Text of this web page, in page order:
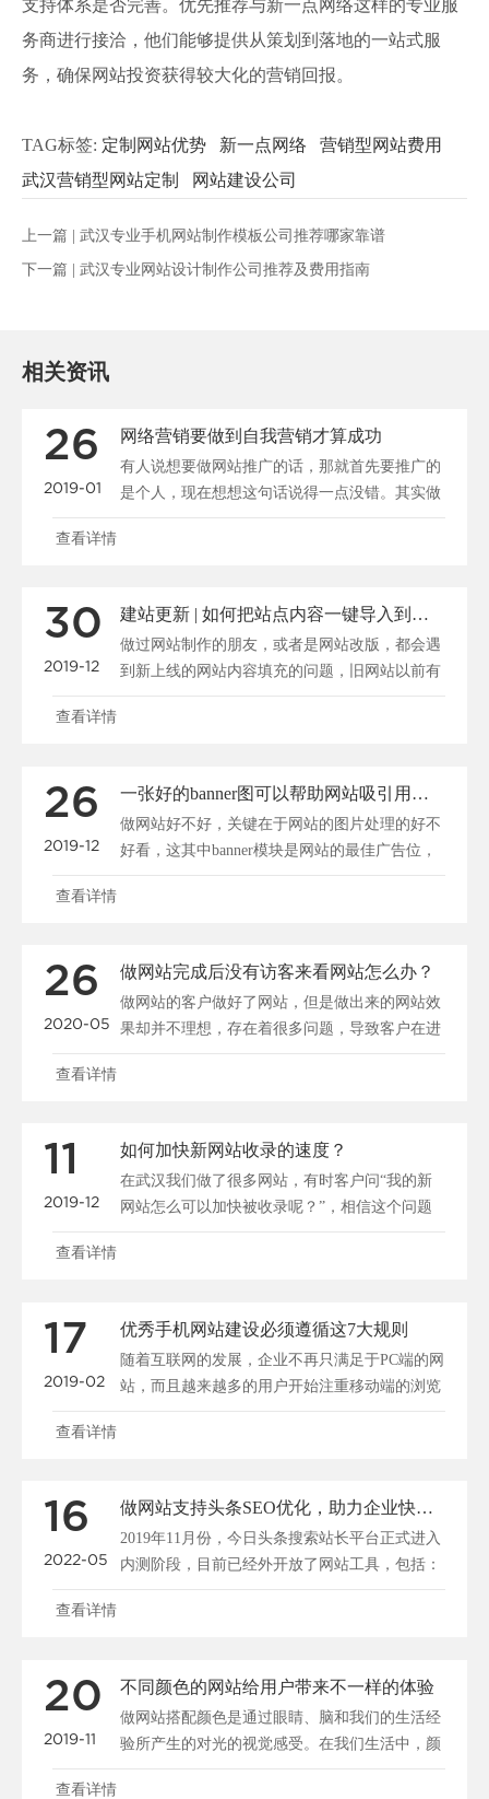
支持体系是否完善。优先推荐与新一点网络这样的专业服
务商进行接洽，他们能够提供从策划到落地的一站式服
务，确保网站投资获得较大化的营销回报。
TAG标签: 定制网站优势 新一点网络
营销型网站费用
武汉营销型网站定制
网站建设公司
上一篇 | 武汉专业手机网站制作模板公司推荐哪家靠谱
下一篇 | 武汉专业网站设计制作公司推荐及费用指南
相关资讯
26
2019-01
网络营销要做到自我营销才算成功
有人说想要做网站推广的话，那就首先要推广的
是个人，现在想想这句话说得一点没错。其实做
公司又何曾不是在......
查看详情
30
2019-12
建站更新 | 如何把站点内容一键导入到新系统
做过网站制作的朋友，或者是网站改版，都会遇
到新上线的网站内容填充的问题，旧网站以前有
很多资料，我们怎......
查看详情
26
2019-12
一张好的banner图可以帮助网站吸引用户、促进转化
做网站好不好，关键在于网站的图片处理的好不
好看，这其中banner模块是网站的最佳广告位，
一张好的b......
查看详情
26
2020-05
做网站完成后没有访客来看网站怎么办？
做网站的客户做好了网站，但是做出来的网站效
果却并不理想，存在着很多问题，导致客户在进
入网站后停留很短......
查看详情
11
2019-12
如何加快新网站收录的速度？
在武汉我们做了很多网站，有时客户问“我的新
网站怎么可以加快被收录呢？”，相信这个问题
大家都很关心，所......
查看详情
17
2019-02
优秀手机网站建设必须遵循这7大规则
随着互联网的发展，企业不再只满足于PC端的网
站，而且越来越多的用户开始注重移动端的浏览
和搜索，所以说......
查看详情
16
2022-05
做网站支持头条SEO优化，助力企业快速布局移动端全网搜索
2019年11月份，今日头条搜索站长平台正式进入
内测阶段，目前已经外开放了网站工具，包括：
站点管理、......
查看详情
20
2019-11
不同颜色的网站给用户带来不一样的体验
做网站搭配颜色是通过眼睛、脑和我们的生活经
验所产生的对光的视觉感受。在我们生活中，颜
色和人的情绪是密......
查看详情